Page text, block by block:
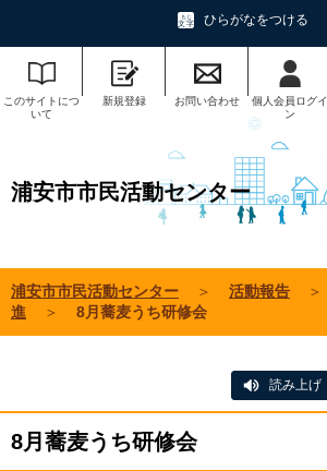
ひらがなをつける
このサイトにつ
いて
新規登録 お問い合わせ
個人会員ログイ
ン
浦安市市民活動センター
浦安市市民活動センター ＞ 活動報告 ＞
進
＞ 8月蕎麦うち研修会
読み上げ
8月蕎麦うち研修会